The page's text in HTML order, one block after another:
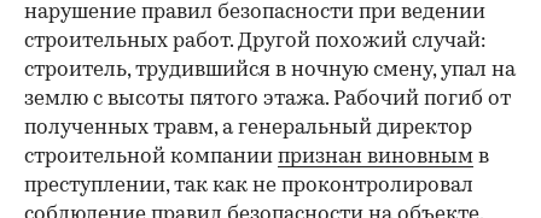
нарушение правил безопасности при ведении
строительных работ. Другой похожий случай:
строитель, трудившийся в ночную смену, упал на
землю с высоты пятого этажа. Рабочий погиб от
полученных травм, а генеральный директор
строительной компании признан виновным в
преступлении, так как не проконтролировал